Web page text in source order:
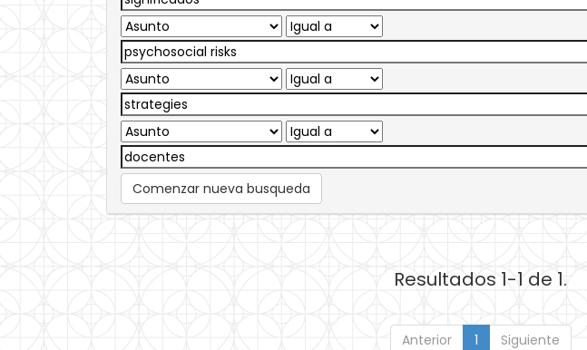
Comenzar nueva busqueda
Resultados 1-1 de 1.
Anterior 1 Siguiente